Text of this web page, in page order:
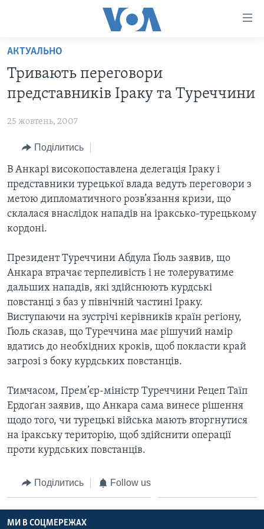
Перейти
матеріалу
Перейти
меню
Перейти
до
Пошуку
АКТУАЛЬНО
США
УКРАЇНА
ВІЙНА - ЦЕ ОСОБИСТЕ
УКРАЇНЦІ У СВІТІ
НАУКА
ЗДОРОВ'Я
КУЛЬТУРА
СУСПІЛЬСТВО
ЕКОНОМІКА
ІСТОРІЇ УСПІХУ УКРАЇНЦІВ
АНАЛІТИКА
ПОЛІТИКА В США
АДМІНІСТРАЦІЯ ПРЕЗИДЕНТА ТРАМПА: ПЕРШІ 100
УКРАЇНЦІ В АМЕРИЦІ
УКРАЇНА
ІНТЕРВ'Ю
ВІДЕО
ТЕЛЕПРОГРАМИ
ЧАС-TIME
БРИФІНГ ГОЛОСУ АМЕРИКИ
СТУДІЯ ВАШИНГТОН
ПРАЙМ-ТАЙМ
ПОГЛЯД З ВАШИНГТОНА
ENGLISH
Learning English
Мови
АКТУАЛЬНО
Тривають переговори
представників Іраку та Туреччини
25 жовтень, 2007
Поділитись
В Анкарі високопоставлена делегація Іраку і
представники турецької влада ведуть переговори з
метою дипломатичного розв’язання кризи, що
склалася внаслідок нападів на іраксько-турецькому
кордоні.
Президент Туреччини Абдула Ґюль заявив, що
Анкара втрачає терпеливість і не толеруватиме
дальших нападів, які здійснюють курдські
повстанці з баз у північній частині Іраку.
Виступаючи на зустрічі керівників країн регіону,
Ґюль сказав, що Туреччина має рішучий намір
вдатись до необхідних кроків, щоб покласти край
загрозі з боку курдських повстанців.
Тимчасом, Прем’єр-міністр Туреччини Рецеп Таїп
Ердоґан заявив, що Анкара сама винесе рішення
щодо того, чи турецькі війська мають вторгнутися
на іракську територію, щоб здійснити операції
проти курдських повстанців.
Поділитись Follow us
МИ В СОЦМЕРЕЖАХ